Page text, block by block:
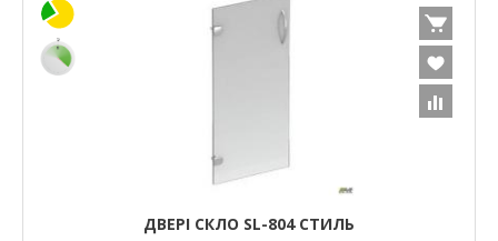
ДВЕРІ СКЛО SL-804 СТИЛЬ